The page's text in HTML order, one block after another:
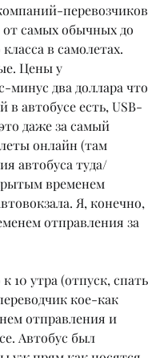
перевозчиков
самых обычных до
в самолетах.
Цены у
минус два доллара что
автобусе есть, USB-
даже за самый
онлайн (там
автобуса туда/
временем
Я, конечно,
отправления за
10 утра (отпуск, спать
кое-как
отправления и
Автобус был